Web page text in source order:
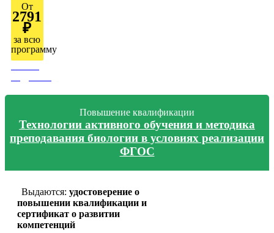
От
2791
₽
за всю
программу
Повышение квалификации
Технологии активного обучения и методика
преподавания биологии в условиях реализации
ФГОС
Выдаются: удостоверение о
повышении квалификации и
сертификат о развитии
компетенций